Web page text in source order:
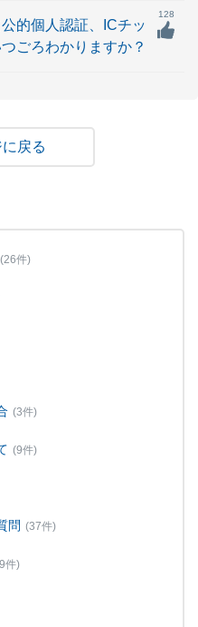
的個人認証、ICチッ
ごろわかりますか？
128
戻る
(26件)
(3件)
(9件)
問 (37件)
件)